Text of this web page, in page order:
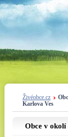
Živéobce.cz
Karlova Ves
Obce v okolí